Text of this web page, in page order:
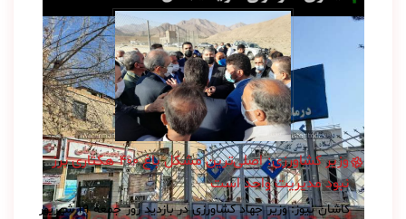
وزیر کشاورزی: اصلی‌ترین مشکل باغ ۴۰۰ هکتاری برزک
نبود مدیریت واحد است
کاشان نیوز: وزیر جهاد کشاورزی در بازدید روز جمعه ۱۹ شهریور